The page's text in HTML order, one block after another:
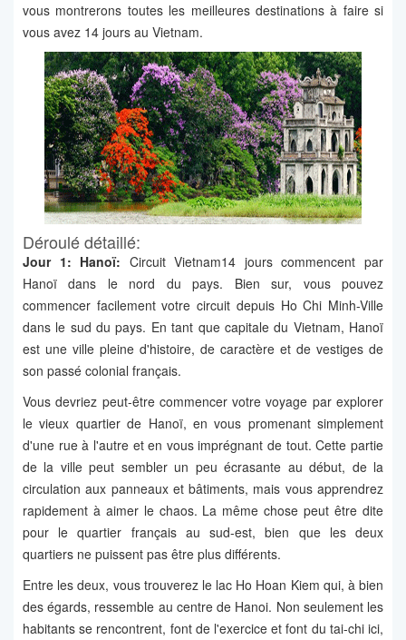
vous montrerons toutes les meilleures destinations à faire si
vous avez 14 jours au Vietnam.
Déroulé détaillé:
Jour 1: Hanoï: Circuit Vietnam14 jours commencent par
Hanoï dans le nord du pays. Bien sur, vous pouvez
commencer facilement votre circuit depuis Ho Chi Minh-Ville
dans le sud du pays. En tant que capitale du Vietnam, Hanoï
est une ville pleine d'histoire, de caractère et de vestiges de
son passé colonial français.
Vous devriez peut-être commencer votre voyage par explorer
le vieux quartier de Hanoï, en vous promenant simplement
d'une rue à l'autre et en vous imprégnant de tout. Cette partie
de la ville peut sembler un peu écrasante au début, de la
circulation aux panneaux et bâtiments, mais vous apprendrez
rapidement à aimer le chaos. La même chose peut être dite
pour le quartier français au sud-est, bien que les deux
quartiers ne puissent pas être plus différents.
Entre les deux, vous trouverez le lac Ho Hoan Kiem qui, à bien
des égards, ressemble au centre de Hanoi. Non seulement les
habitants se rencontrent, font de l'exercice et font du tai-chi ici,